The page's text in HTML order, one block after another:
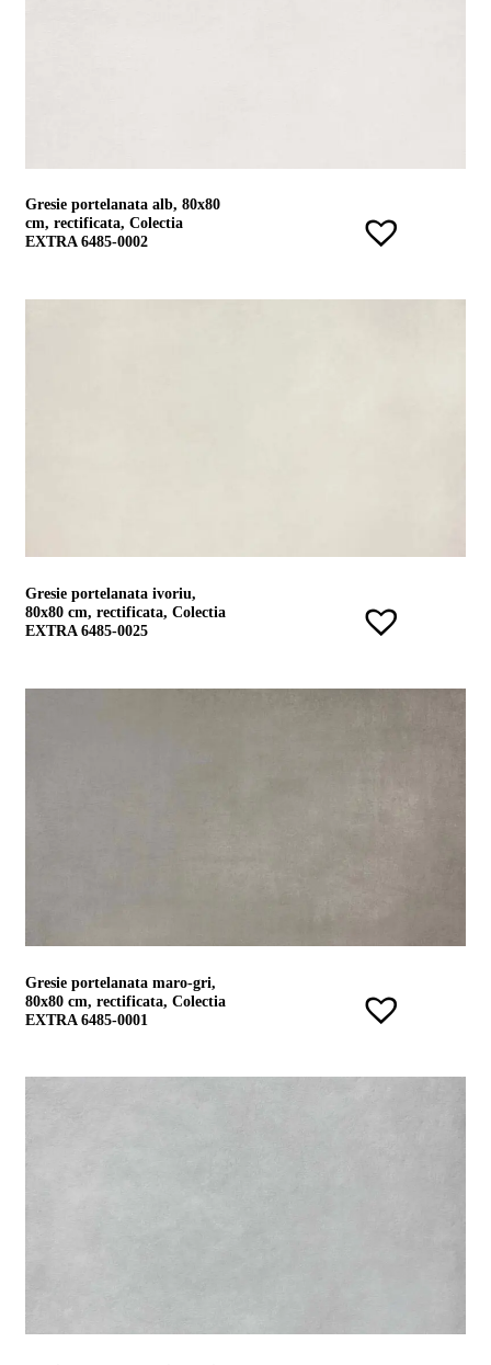
Gresie portelanata alb, 80x80
cm, rectificata, Colectia
EXTRA 6485-0002
Gresie portelanata ivoriu,
80x80 cm, rectificata, Colectia
EXTRA 6485-0025
Gresie portelanata maro-gri,
80x80 cm, rectificata, Colectia
EXTRA 6485-0001